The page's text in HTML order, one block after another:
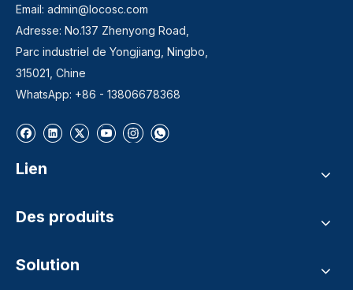
Email: admin@locosc.com
Adresse: No.137 Zhenyong Road,
Parc industriel de Yongjiang, Ningbo,
315021, Chine
WhatsApp: +86 - 13806678368
Lien
Des produits
Solution